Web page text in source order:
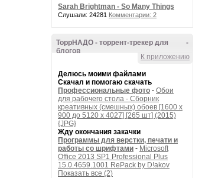
Sarah Brightman - So Many Things
Слушали: 24281 Комментарии: 2
-
ТоррНАДО - торрент-трекер для
блогов
К приложению
Делюсь моими файлами
Скачал и помогаю скачать
Профессиональные фото - Обои
для рабочего стола - Сборник
креативных (смешных) обоев [1600 x
900 до 5120 x 4027] [265 шт] (2015)
{JPG}
Жду окончания закачки
Программы для верстки, печати и
работы со шрифтами - Microsoft
Office 2013 SP1 Professional Plus
15.0.4659.1001 RePack by D!akov
Показать все (2)